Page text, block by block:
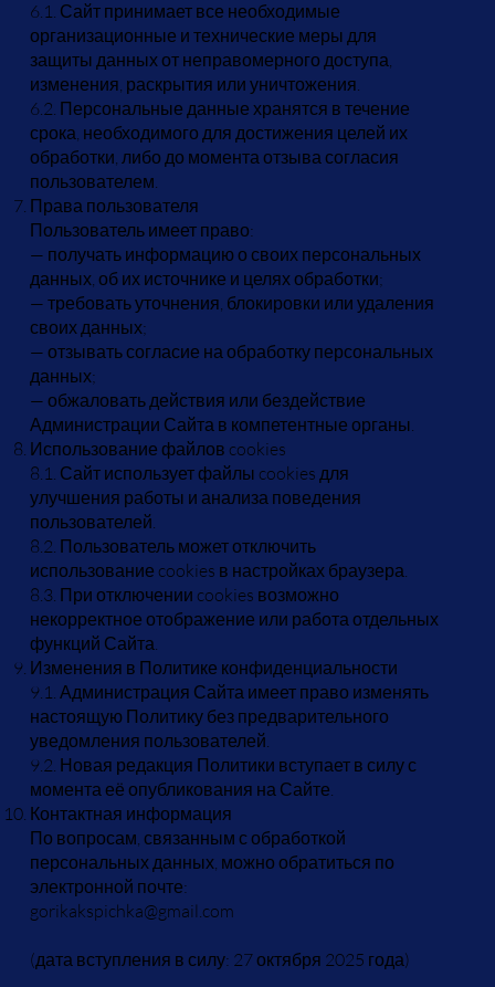
6.1. Сайт принимает все необходимые
организационные и технические меры для
защиты данных от неправомерного доступа,
изменения, раскрытия или уничтожения.
6.2. Персональные данные хранятся в течение
срока, необходимого для достижения целей их
обработки, либо до момента отзыва согласия
пользователем.
Права пользователя
Пользователь имеет право:
— получать информацию о своих персональных
данных, об их источнике и целях обработки;
— требовать уточнения, блокировки или удаления
своих данных;
— отзывать согласие на обработку персональных
данных;
— обжаловать действия или бездействие
Администрации Сайта в компетентные органы.
Использование файлов cookies
8.1. Сайт использует файлы cookies для
улучшения работы и анализа поведения
пользователей.
8.2. Пользователь может отключить
использование cookies в настройках браузера.
8.3. При отключении cookies возможно
некорректное отображение или работа отдельных
функций Сайта.
Изменения в Политике конфиденциальности
9.1. Администрация Сайта имеет право изменять
настоящую Политику без предварительного
уведомления пользователей.
9.2. Новая редакция Политики вступает в силу с
момента её опубликования на Сайте.
Контактная информация
По вопросам, связанным с обработкой
персональных данных, можно обратиться по
электронной почте:
gorikakspichka@gmail.com
(дата вступления в силу: 27 октября 2025 года)